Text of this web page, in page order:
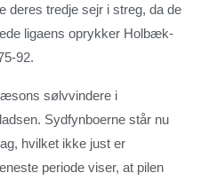
deres tredje sejr i streg, da de
ligaens oprykker Holbæk-
92.
sølvvindere i
Sydfynboerne står nu
hvilket ikke just er
periode viser, at pilen